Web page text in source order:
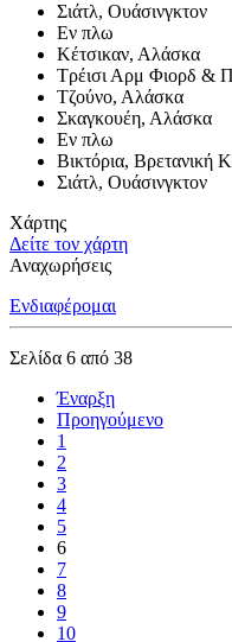
Σιάτλ, Ουάσινγκτον
Εν πλω
Κέτσικαν, Αλάσκα
Τρέισι Αρμ Φιορδ &
Τζούνο, Αλάσκα
Σκαγκουέη, Αλάσκα
Εν πλω
Βικτόρια, Βρετανική
Σιάτλ, Ουάσινγκτον
Χάρτης
Δείτε τον χάρτη
Αναχωρήσεις
Ενδιαφέρομαι
Σελίδα 6 από 38
Έναρξη
Προηγούμενο
1
2
3
4
5
6
7
8
9
10